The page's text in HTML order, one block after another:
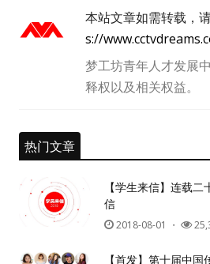
本站文章如需转载，
s://
梦工坊青年人才发展
释权以及相关权益。
热门文章
【学生来信】连载
信
2018-08-01 ・
【首发】第十届中